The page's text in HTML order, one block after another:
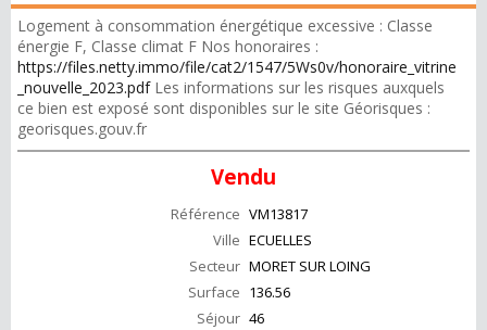
Logement à consommation énergétique excessive : Classe
énergie F, Classe climat F Nos honoraires :
https://files.netty.immo/file/cat2/1547/5Ws0v/honoraire_vitrine
_nouvelle_2023.pdfLes informations sur les risques auxquels
ce bien est exposé sont disponibles sur le site Géorisques :
georisques.gouv.fr
Vendu
Référence VM13817
Ville ECUELLES
Secteur MORET SUR LOING
Surface 136.56
Séjour 46